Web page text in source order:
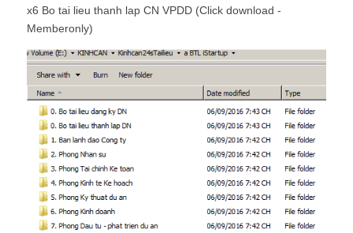
x6 Bo tai lieu thanh lap CN VPDD (Click download -
Memberonly)